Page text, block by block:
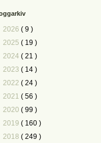
2026 ( 9 )
2025 ( 19 )
2024 ( 21 )
2023 ( 14 )
2022 ( 24 )
2021 ( 56 )
2020 ( 99 )
2019 ( 160 )
2018 ( 249 )